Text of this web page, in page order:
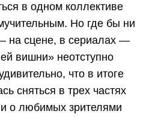
в одном коллективе
Но где бы ни
на сцене, в сериалах —
вишни» неотступно
что в итоге
сняться в трех частях
о любимых зрителями